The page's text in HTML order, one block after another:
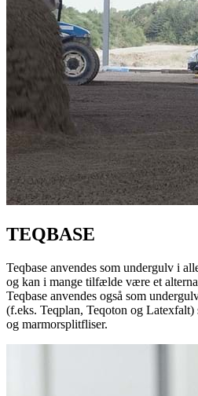
TEQBASE
Teqbase anvendes som undergulv i
og kan i mange tilfælde være et
Teqbase anvendes også som
(f.eks. Teqplan, Teqoton og
og marmorsplitfliser.